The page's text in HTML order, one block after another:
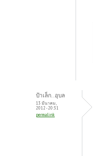
ป้าเล็ก..อุบล
13 มีนาคม,
2012 - 20:31
permalink